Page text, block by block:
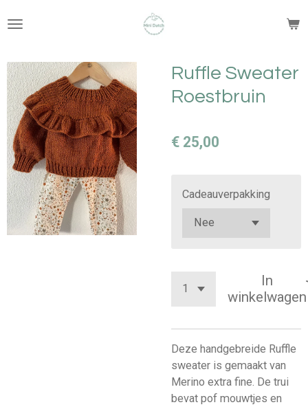
direct
de
hoofdinhoud
Ruffle Sweater
Roestbruin
€ 25,00
Cadeauverpakking
In
winkelwagen
Deze handgebreide Ruffle
sweater is gemaakt van
Merino extra fine. De trui
bevat pof mouwtjes en